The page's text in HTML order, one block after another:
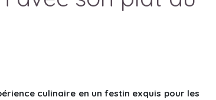
culinaire en un festin exquis pour les